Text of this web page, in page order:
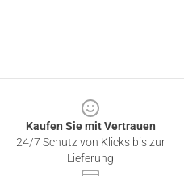
Kaufen Sie mit Vertrauen
24/7 Schutz von Klicks bis zur
Lieferung